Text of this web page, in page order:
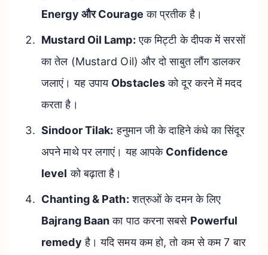
Energy और Courage का प्रतीक है।
Mustard Oil Lamp: एक मिट्टी के दीपक में सरसों
का तेल (Mustard Oil) और दो साबुत लौंग डालकर
जलाएं। यह उपाय Obstaclesको दूर करने में मदद
करता है।
Sindoor Tilak: हनुमान जी के दाहिने कंधे का सिंदूर
अपने माथे पर लगाएं। यह आपके Confidence
level को बढ़ाता है।
Chanting & Path: शत्रुओं के दमन के लिए
Bajrang Baanका पाठ करना सबसे Powerful
remedy है। यदि समय कम हो, तो कम से कम 7 बार